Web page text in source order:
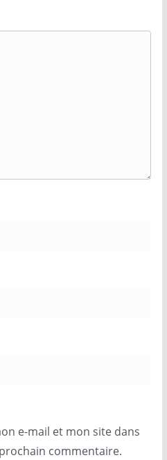
e-mail et mon site dans
commentaire.